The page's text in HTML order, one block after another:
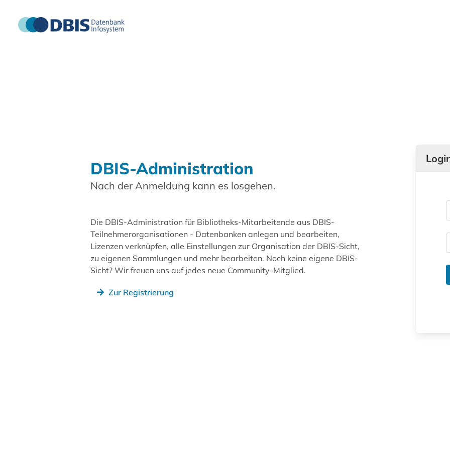
DBIS-Administration
Nach der Anmeldung kann es losgehen.
Die DBIS-Administration für Bibliotheks-Mitarbeitende aus DBIS-
Teilnehmerorganisationen - Datenbanken anlegen und bearbeiten,
Lizenzen verknüpfen, alle Einstellungen zur Organisation der DBIS-Sicht,
zu eigenen Sammlungen und mehr bearbeiten. Noch keine eigene DBIS-
Sicht? Wir freuen uns auf jedes neue Community-Mitglied.
Zur Registrierung